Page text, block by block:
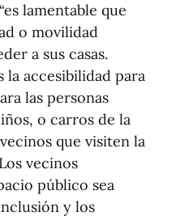
lamentable que
o movilidad
a sus casas.
la accesibilidad para
las personas
o carros de la
que visiten la
vecinos
público sea
y los